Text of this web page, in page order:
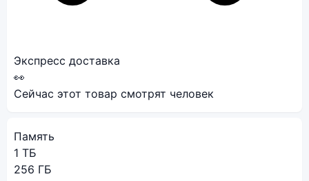
Экспресс доставка
👀
Сейчас этот товар смотрят человек
Память
1 ТБ
256 ГБ